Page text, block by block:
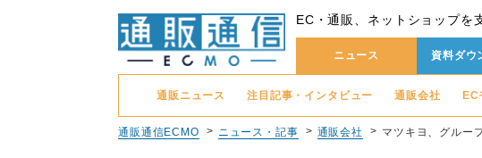
EC・通販、ネットショップを
ニュース 資料ダウ
通販ニュース 注目記事・インタビュー 通販会社 EC
通販通信ECMO ニュース・記事 通販会社 マツキヨ、グルー